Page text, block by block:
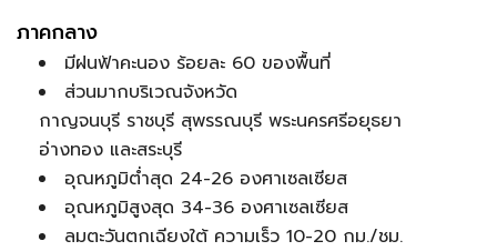
ภาคกลาง
มีฝนฟ้าคะนอง ร้อยละ 60 ของพื้นที่
ส่วนมากบริเวณจังหวัด
กาญจนบุรี ราชบุรี สุพรรณบุรี พระนครศรีอยุธยา
อ่างทอง และสระบุรี
อุณหภูมิต่ำสุด 24-26 องศาเซลเซียส
อุณหภูมิสูงสุด 34-36 องศาเซลเซียส
ลมตะวันตกเฉียงใต้ ความเร็ว 10-20 กม./ชม.